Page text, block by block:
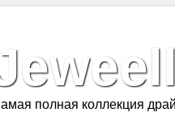
полная коллекция